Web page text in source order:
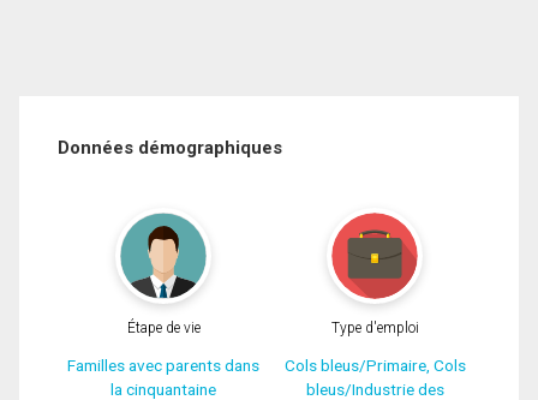
Données démographiques
Étape de vie
Familles avec parents dans
la cinquantaine
Type d'emploi
Cols bleus/Primaire, Cols
bleus/Industrie des